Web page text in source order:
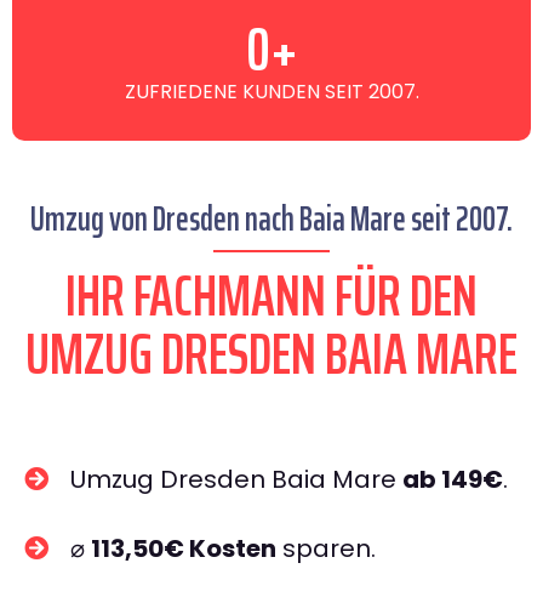
ZUFRIEDENE KUNDEN SEIT 2007.
0+
Umzug von Dresden nach Baia Mare seit 2007.
IHR FACHMANN FÜR DEN
UMZUG DRESDEN BAIA MARE
Umzug Dresden Baia Mare ab 149€.
⌀ 113,50€ Kosten sparen.